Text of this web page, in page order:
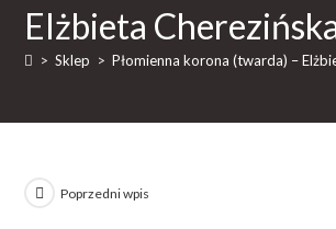
Elżbieta
> Sklep > Płomienna korona (twarda) –
Poprzedni wpis